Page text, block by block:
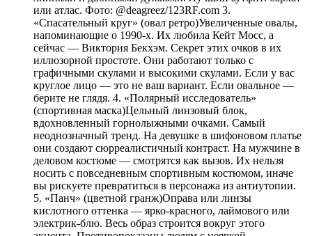
или атлас. Фото: @deagreez/123RF.com 3.
«Спасательный круг» (овал ретро)Увеличенные овалы,
напоминающие о 1990-х. Их любила Кейт Мосс, а
сейчас — Виктория Бекхэм. Секрет этих очков в их
иллюзорной простоте. Они работают только с
графичными скулами и высокими скулами. Если у вас
круглое лицо — это не ваш вариант. Если овальное —
берите не глядя. 4. «Полярный исследователь»
(спортивная маска)Цельный линзовый блок,
вдохновленный горнолыжными очками. Самый
неоднозначный тренд. На девушке в шифоновом платье
они создают сюрреалистичный контраст. На мужчине в
деловом костюме — смотрятся как вызов. Их нельзя
носить с повседневным спортивным костюмом, иначе
вы рискуете превратиться в персонажа из антиутопии.
5. «Панч» (цветной гранж)Оправа или линзы
кислотного оттенка — ярко-красного, лаймового или
электрик-блю. Весь образ строится вокруг этого